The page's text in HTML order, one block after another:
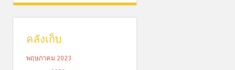
คลังเก็บ
พฤษภาคม 2023